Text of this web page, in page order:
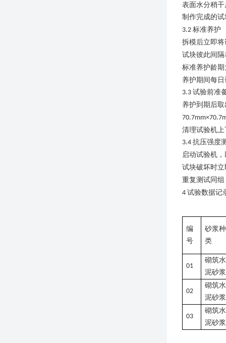
表面水分稍
制作完成的
3.2 标准养护
拆模后立即
试块彼此间隔
标准养护龄期
养护期间每
3.3 试验前准
养护到期后
清理试验机
3.4 抗压强度
启动试验机
试块破坏时
重复测试同组
4 试验数据记
编
号
砂浆种
类
01
砌筑水
泥砂浆
02
砌筑水
泥砂浆
03
砌筑水
泥砂浆